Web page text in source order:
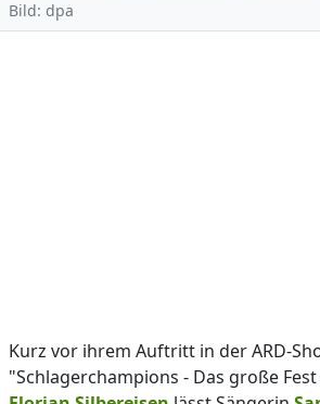
Bild: dpa
Kurz vor ihrem Auftritt in der ARD-
"Schlagerchampions - Das große